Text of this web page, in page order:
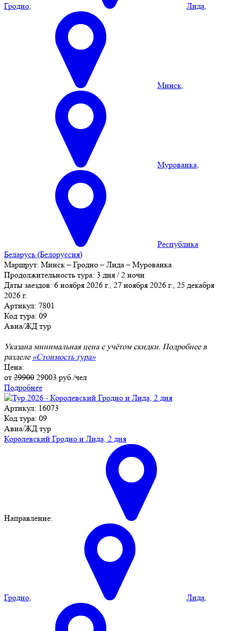
Гродно, Лида,
Минск,
Мурованка,
Республика
Беларусь (Белоруссия)
Маршрут: Минск – Гродно – Лида – Мурованка
Продолжительность тура: 3 дня / 2 ночи
Даты заездов: 6 ноября 2026 г., 27 ноября 2026 г., 25 декабря
2026 г.
Артикул: 7801
Код тура: 09
Авиа/ЖД тур
Указана минимальная цена с учётом скидки. Подробнее в
разделе «Стоимость тура»
Цена:
от 29900 29003 руб./чел
Подробнее
Артикул: 16073
Код тура: 09
Авиа/ЖД тур
Королевский Гродно и Лида, 2 дня
Направление:
Гродно, Лида,